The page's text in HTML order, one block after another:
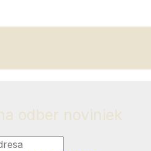
odber noviniek